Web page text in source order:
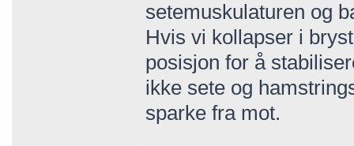
setemuskulaturen og
Hvis vi kollapser i
posisjon for å
ikke sete og
sparke fra mot.